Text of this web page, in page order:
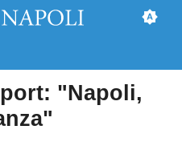
"Napoli,